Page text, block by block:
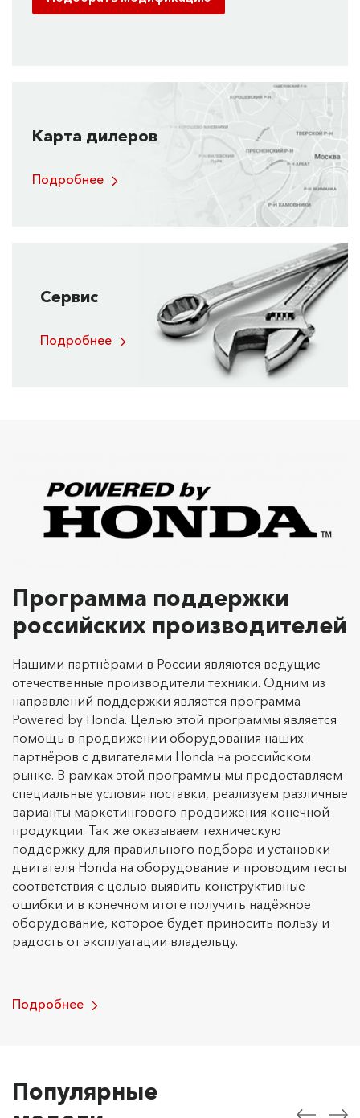
Карта дилеров
Подробнее
Сервис
Подробнее
Программа поддержки
российских производителей
Нашими партнёрами в России являются ведущие
отечественные производители техники. Одним из
направлений поддержки является программа
Powered by Honda. Целью этой программы является
помощь в продвижении оборудования наших
партнёров с двигателями Honda на российском
рынке. В рамках этой программы мы предоставляем
специальные условия поставки, реализуем различные
варианты маркетингового продвижения конечной
продукции. Так же оказываем техническую
поддержку для правильного подбора и установки
двигателя Honda на оборудование и проводим тесты
соответствия с целью выявить конструктивные
ошибки и в конечном итоге получить надёжное
оборудование, которое будет приносить пользу и
радость от эксплуатации владельцу.
Подробнее
Популярные